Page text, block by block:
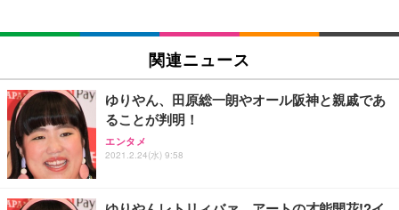
SIHOO B100 オフィスチェア／デスクチェア メッシ
ュチェア 人間工学 疲れない ブラック
￥27,999
Sezlife オフィスチェア デスクチェア 疲れない テレ
ワーク チェア 強化バックレスト 30度ロッキング機
能 人間工学 椅子 腰サポート 90度跳ね上げ式アーム
EIZO ビジネス向けプレミアムモニター | FlexScan
￥109,572
【純正品】27"ゲーミングモニター DualSense 充電
フック付き（CFI-ZDM1J）
Amazonベーシック ペットシーツ 厚型 ワイド 42枚
x2袋(84枚) ホワイト(吸収面:ライトブルー)
￥3,234
ネオ・ルーライフ ネオ・オムツ L 中型犬用 26枚入
り 単品
関連ニュース
ゆりやん、田原総一朗やオール阪神と親戚であ
ることが判明！
エンタメ
2021.2.24(水) 9:58